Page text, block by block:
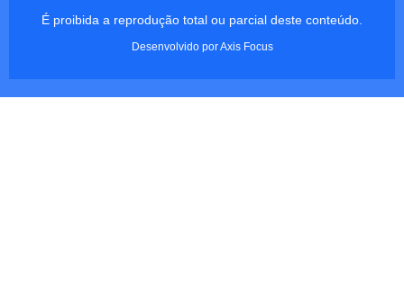
É proibida a reprodução total ou parcial deste conteúdo.
Desenvolvido porAxis Focus